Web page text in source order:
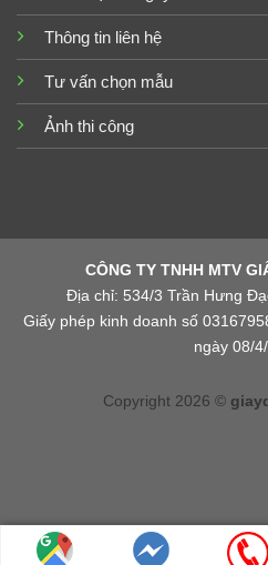
Thông tin liên hệ
Tư vấn chọn mẫu
Ảnh thi công
CÔNG TY TNHH MTV
Địa chỉ: 534/3 Trần Hưng
Giấy phép kinh doanh số
ngày 08/
Copyright 2026 ©